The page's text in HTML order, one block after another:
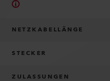
NETZKABELLÄNGE
STECKER
ZULASSUNGEN